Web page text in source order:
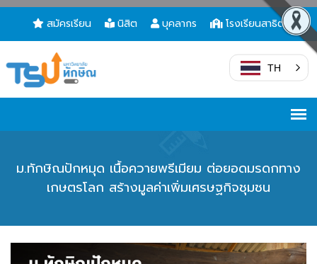
สมัครเรียน นิสิต บุคลากร โรงเรียนสาธิต
TH
ม.ทักษิณปักหมุด เนื้อควายพรีเมียม ต่อยอดมรดกทาง
เกษตรโลก สร้างมูลค่าเพิ่มเศรษฐกิจชุมชน